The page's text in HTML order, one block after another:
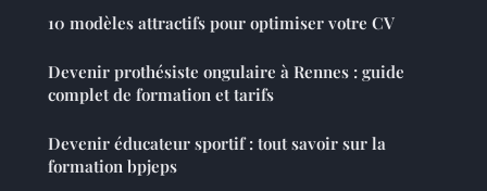
10 modèles attractifs pour optimiser votre CV
Devenir prothésiste ongulaire à Rennes : guide
complet de formation et tarifs
Devenir éducateur sportif : tout savoir sur la
formation bpjeps